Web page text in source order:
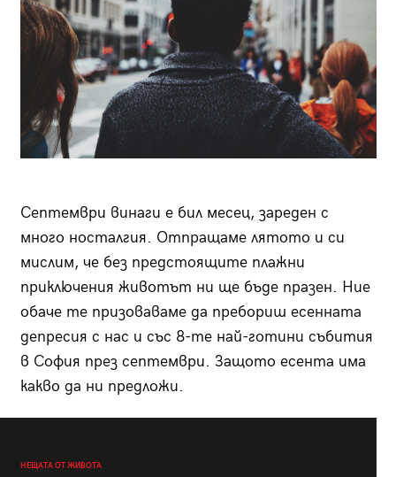
Септември винаги е бил месец, зареден с
много носталгия. Отпращаме лятото и си
мислим, че без предстоящите плажни
приключения животът ни ще бъде празен. Ние
обаче те призоваваме да пребориш есенната
депресия с нас и със 8-те най-готини събития
в София през септември. Защото есента има
какво да ни предложи.
НЕЩАТА ОТ ЖИВОТА